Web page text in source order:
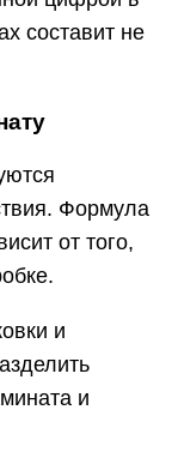
составит не
Формула
от того,
и
и